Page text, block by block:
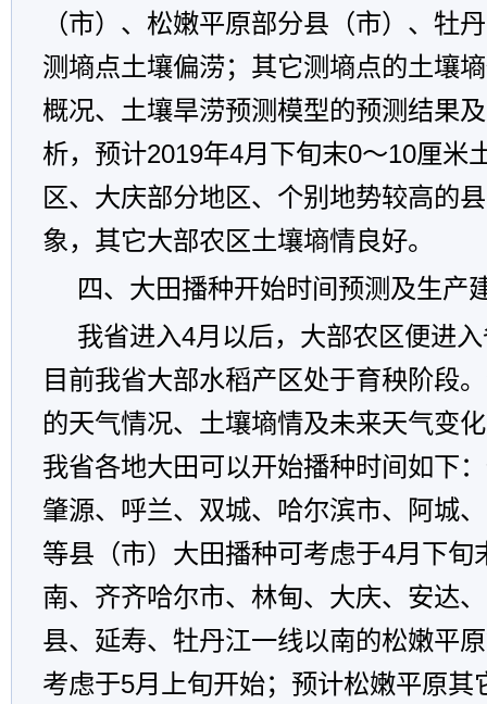
（市）、松嫩平原部分县（市）、牡
测墒点土壤偏涝；其它测墒点的土壤
概况、土壤旱涝预测模型的预测结果
析，预计2019年4月下旬末0～10厘米
区、大庆部分地区、个别地势较高的
象，其它大部农区土壤墒情良好。
四、大田播种开始时间预测及生产
我省进入4月以后，大部农区便进
目前我省大部水稻产区处于育秧阶段
的天气情况、土壤墒情及未来天气变
我省各地大田可以开始播种时间如下
肇源、呼兰、双城、哈尔滨市、阿城
等县（市）大田播种可考虑于4月下旬
南、齐齐哈尔市、林甸、大庆、安达
县、延寿、牡丹江一线以南的松嫩平
考虑于5月上旬开始；预计松嫩平原其